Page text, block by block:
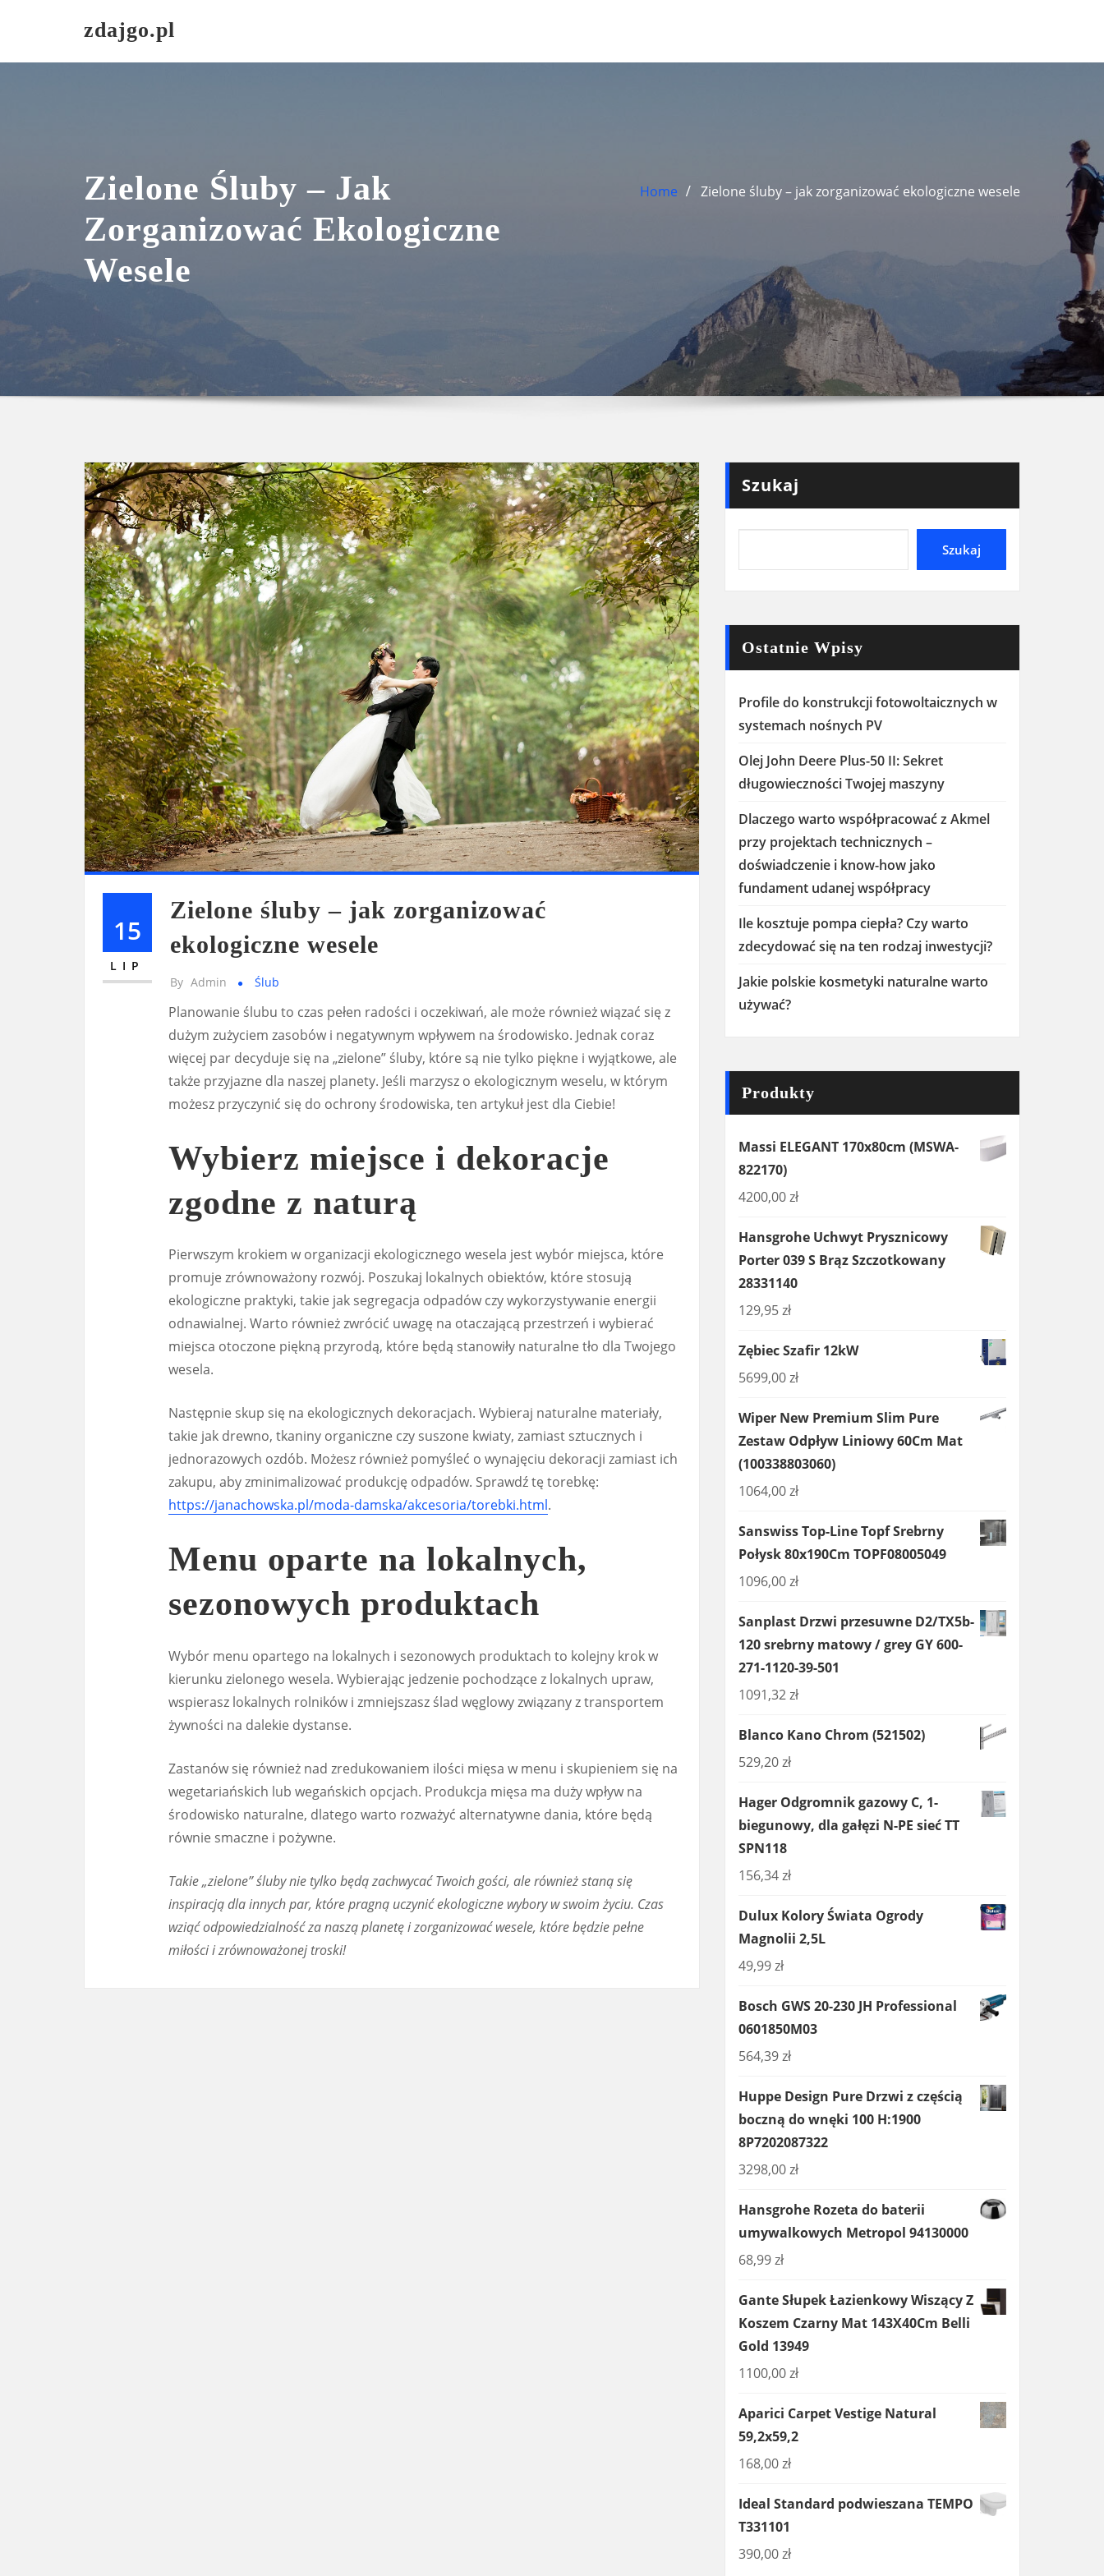
zdajgo.pl
Zielone Śluby – Jak
Zorganizować Ekologiczne
Wesele
Home Zielone śluby – jak zorganizować ekologiczne wesele
15
LIP
Zielone śluby – jak zorganizować
ekologiczne wesele
By Admin Ślub
Planowanie ślubu to czas pełen radości i oczekiwań, ale może również wiązać się z
dużym zużyciem zasobów i negatywnym wpływem na środowisko. Jednak coraz
więcej par decyduje się na „zielone” śluby, które są nie tylko piękne i wyjątkowe, ale
także przyjazne dla naszej planety. Jeśli marzysz o ekologicznym weselu, w którym
możesz przyczynić się do ochrony środowiska, ten artykuł jest dla Ciebie!
Wybierz miejsce i dekoracje
zgodne z naturą
Pierwszym krokiem w organizacji ekologicznego wesela jest wybór miejsca, które
promuje zrównoważony rozwój. Poszukaj lokalnych obiektów, które stosują
ekologiczne praktyki, takie jak segregacja odpadów czy wykorzystywanie energii
odnawialnej. Warto również zwrócić uwagę na otaczającą przestrzeń i wybierać
miejsca otoczone piękną przyrodą, które będą stanowiły naturalne tło dla Twojego
wesela.
Następnie skup się na ekologicznych dekoracjach. Wybieraj naturalne materiały,
takie jak drewno, tkaniny organiczne czy suszone kwiaty, zamiast sztucznych i
jednorazowych ozdób. Możesz również pomyśleć o wynajęciu dekoracji zamiast ich
zakupu, aby zminimalizować produkcję odpadów. Sprawdź tę torebkę:
https://janachowska.pl/moda-damska/akcesoria/torebki.html.
Menu oparte na lokalnych,
sezonowych produktach
Wybór menu opartego na lokalnych i sezonowych produktach to kolejny krok w
kierunku zielonego wesela. Wybierając jedzenie pochodzące z lokalnych upraw,
wspierasz lokalnych rolników i zmniejszasz ślad węglowy związany z transportem
żywności na dalekie dystanse.
Zastanów się również nad zredukowaniem ilości mięsa w menu i skupieniem się na
wegetariańskich lub wegańskich opcjach. Produkcja mięsa ma duży wpływ na
środowisko naturalne, dlatego warto rozważyć alternatywne dania, które będą
równie smaczne i pożywne.
Takie „zielone” śluby nie tylko będą zachwycać Twoich gości, ale również staną się
inspiracją dla innych par, które pragną uczynić ekologiczne wybory w swoim życiu. Czas
wziąć odpowiedzialność za naszą planetę i zorganizować wesele, które będzie pełne
miłości i zrównoważonej troski!
Szukaj
Szukaj
Ostatnie Wpisy
Profile do konstrukcji fotowoltaicznych w
systemach nośnych PV
Olej John Deere Plus-50 II: Sekret
długowieczności Twojej maszyny
Dlaczego warto współpracować z Akmel
przy projektach technicznych –
doświadczenie i know-how jako
fundament udanej współpracy
Ile kosztuje pompa ciepła? Czy warto
zdecydować się na ten rodzaj inwestycji?
Jakie polskie kosmetyki naturalne warto
używać?
Produkty
Massi ELEGANT 170x80cm (MSWA-
822170)
4200,00zł
Hansgrohe Uchwyt Prysznicowy
Porter 039 S Brąz Szczotkowany
28331140
129,95zł
Zębiec Szafir 12kW
5699,00zł
Wiper New Premium Slim Pure
Zestaw Odpływ Liniowy 60Cm Mat
(100338803060)
1064,00zł
Sanswiss Top-Line Topf Srebrny
Połysk 80x190Cm TOPF08005049
1096,00zł
Sanplast Drzwi przesuwne D2/TX5b-
120 srebrny matowy / grey GY 600-
271-1120-39-501
1091,32zł
Blanco Kano Chrom (521502)
529,20zł
Hager Odgromnik gazowy C, 1-
biegunowy, dla gałęzi N-PE sieć TT
SPN118
156,34zł
Dulux Kolory Świata Ogrody
Magnolii 2,5L
49,99zł
Bosch GWS 20-230 JH Professional
0601850M03
564,39zł
Huppe Design Pure Drzwi z częścią
boczną do wnęki 100 H:1900
8P7202087322
3298,00zł
Hansgrohe Rozeta do baterii
umywalkowych Metropol 94130000
68,99zł
Gante Słupek Łazienkowy Wiszący Z
Koszem Czarny Mat 143X40Cm Belli
Gold 13949
1100,00zł
Aparici Carpet Vestige Natural
59,2x59,2
168,00zł
Ideal Standard podwieszana TEMPO
T331101
390,00zł